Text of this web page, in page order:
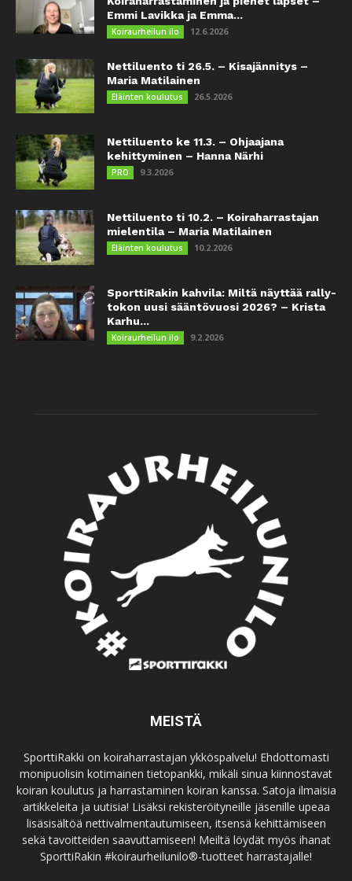
Emmi Lavikka ja Emma...
Koiraurheilun ilo 12.6.2026
Nettiluento ti 26.5. – Kisajännitys –
Maria Matilainen
Eläinten koulutus 26.5.2026
Nettiluento ke 11.3. – Ohjaajana
kehittyminen – Hanna Närhi
PRO 9.3.2026
Nettiluento ti 10.2. – Koiraharrastajan
mielentila – Maria Matilainen
Eläinten koulutus 10.2.2026
SporttiRakin kahvila: Miltä näyttää rally-
tokon uusi sääntövuosi 2026? – Krista
Karhu...
Koiraurheilun ilo 9.2.2026
MEISTÄ
SporttiRakki on koiraharrastajan ykköspalvelu! Ehdottomasti
monipuolisin kotimainen tietopankki, mikäli sinua kiinnostavat
koiran koulutus ja harrastaminen koiran kanssa. Satoja ilmaisia
artikkeleita ja uutisia! Lisäksi rekisteröityneille jäsenille upeaa
lisäsisältöä nettivalmentautumiseen, itsensä kehittämiseen
sekä tavoitteiden saavuttamiseen! Meiltä löydät myös ihanat
SporttiRakin #koiraurheilunilo®-tuotteet harrastajalle!